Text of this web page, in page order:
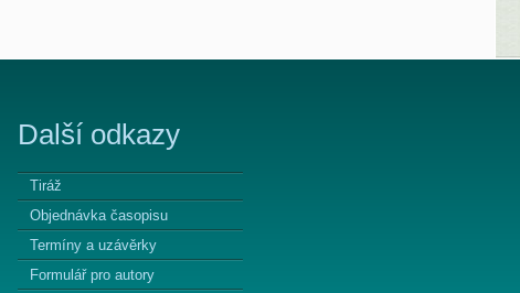
Další odkazy
Tiráž
Objednávka časopisu
Termíny a uzávěrky
Formulář pro autory